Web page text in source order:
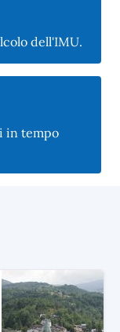
dell'IMU.
in tempo